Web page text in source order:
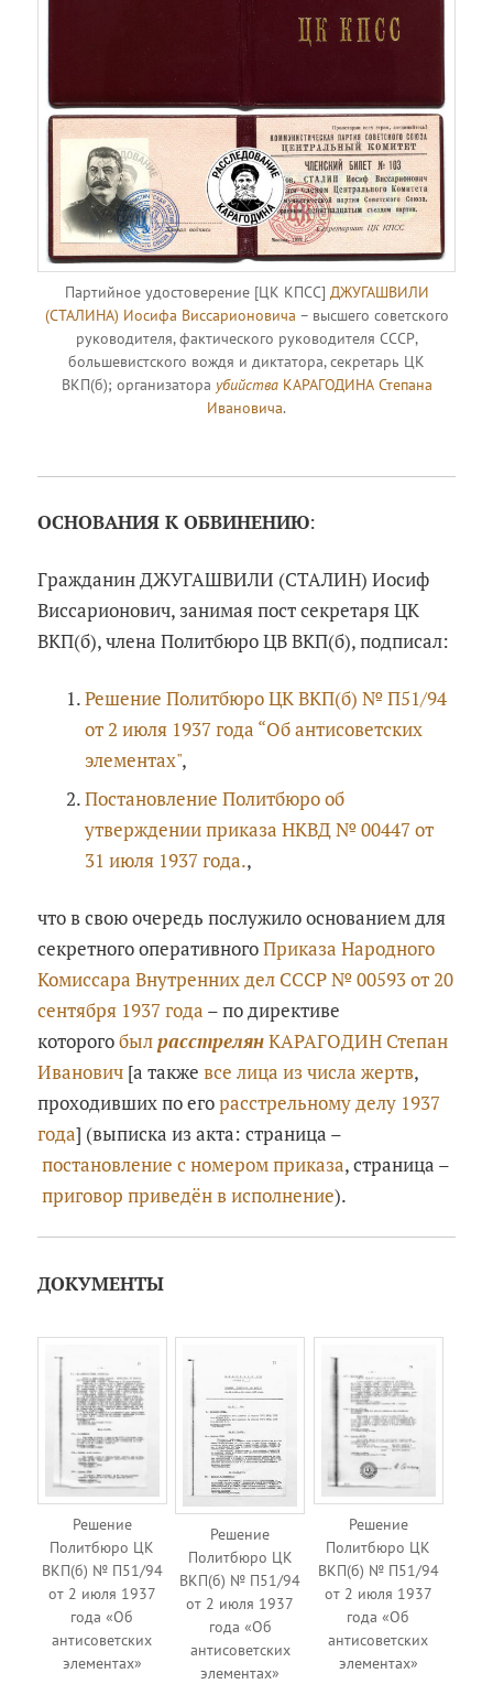
Партийное удостоверение [ЦК КПСС] ДЖУГАШВИЛИ
(СТАЛИНА) Иосифа Виссарионовича – высшего советского
руководителя, фактического руководителя СССР,
большевистского вождя и диктатора, секретарь ЦК
ВКП(б); организатора убийства КАРАГОДИНА Степана
Ивановича.
ОСНОВАНИЯ К ОБВИНЕНИЮ:
Гражданин ДЖУГАШВИЛИ (СТАЛИН) Иосиф
Виссарионович, занимая пост секретаря ЦК
ВКП(б), члена Политбюро ЦВ ВКП(б), подписал:
Решение Политбюро ЦК ВКП(б) № П51/94
от 2 июля 1937 года “Об антисоветских
элементах",
Постановление Политбюро об
утверждении приказа НКВД № 00447 от
31 июля 1937 года.,
что в свою очередь послужило основанием для
секретного оперативногоПриказа Народного
Комиссара Внутренних дел СССР № 00593 от 20
сентября 1937 года – по директиве
которогобылрасстрелянКАРАГОДИН Степан
Иванович [а такжевсе лица из числа жертв,
проходивших по егорасстрельному делу 1937
года] (выписка из акта: страница –
постановление с номером приказа, страница –
приговор приведён в исполнение).
ДОКУМЕНТЫ
Решение
Политбюро ЦК
ВКП(б) № П51/94
от 2 июля 1937
года «Об
антисоветских
элементах»
Решение
Политбюро ЦК
ВКП(б) № П51/94
от 2 июля 1937
года «Об
антисоветских
элементах»
Решение
Политбюро ЦК
ВКП(б) № П51/94
от 2 июля 1937
года «Об
антисоветских
элементах»